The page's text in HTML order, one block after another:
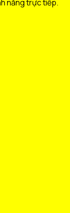
nắng trực tiếp.